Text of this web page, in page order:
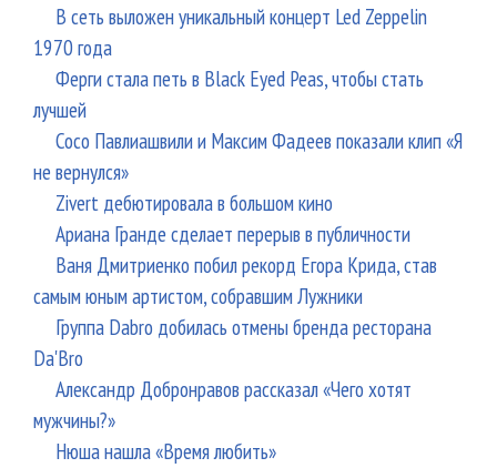
В сеть выложен уникальный концерт Led Zeppelin
1970 года
Ферги стала петь в Black Eyed Peas, чтобы стать
лучшей
Сосо Павлиашвили и Максим Фадеев показали клип «Я
не вернулся»
Zivert дебютировала в большом кино
Ариана Гранде сделает перерыв в публичности
Ваня Дмитриенко побил рекорд Егора Крида, став
самым юным артистом, собравшим Лужники
Группа Dabro добилась отмены бренда ресторана
Da'Bro
Александр Добронравов рассказал «Чего хотят
мужчины?»
Нюша нашла «Время любить»